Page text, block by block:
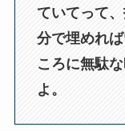
ていてって
分で埋めれ
ころに無駄
よ。